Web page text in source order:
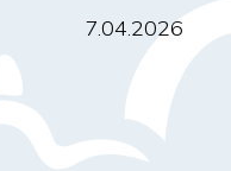
7.04.2026